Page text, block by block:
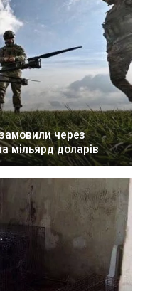
замовили через
мільярд доларів